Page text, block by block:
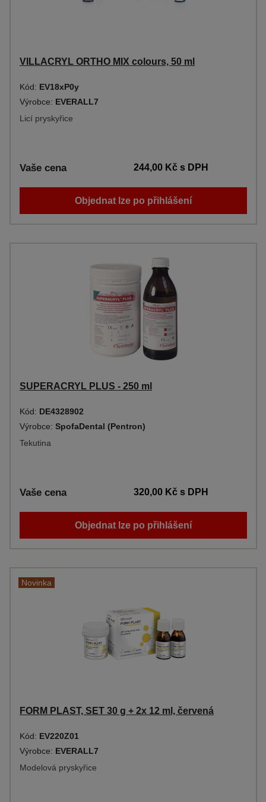
VILLACRYL ORTHO MIX colours, 50 ml
Kód: EV18xP0y
Výrobce: EVERALL7
Licí pryskyřice
Vaše cena 244,00 Kčs DPH
Objednat lze po přihlášení
SUPERACRYL PLUS - 250 ml
Kód: DE4328902
Výrobce: SpofaDental (Pentron)
Tekutina
Vaše cena 320,00 Kčs DPH
Objednat lze po přihlášení
Novinka
FORM PLAST, SET 30 g + 2x 12 ml, červená
Kód: EV220Z01
Výrobce: EVERALL7
Modelová pryskyřice